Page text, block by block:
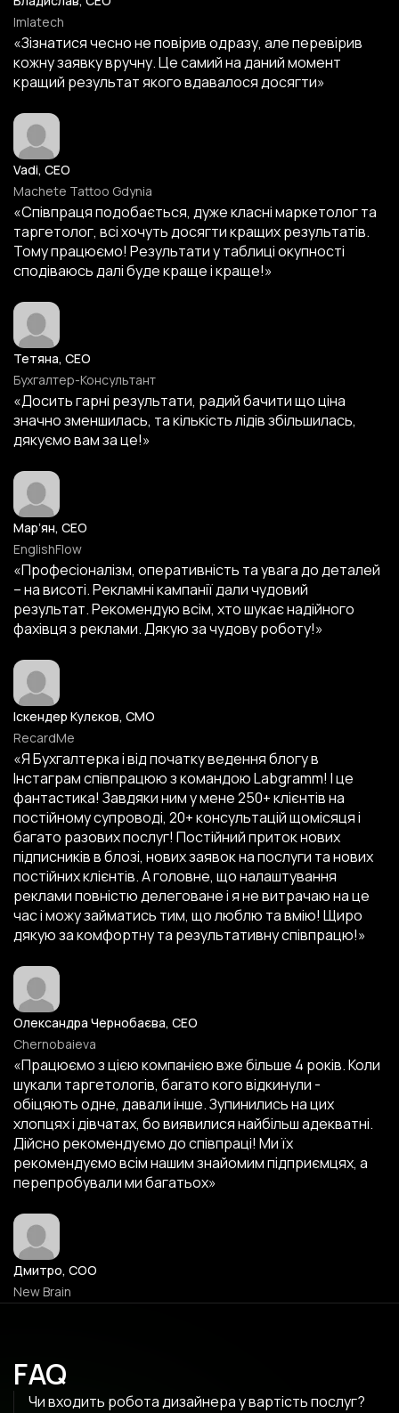
Imlatech
«Зізнатися чесно не повірив одразу, але перевірив
кожну заявку вручну. Це самий на даний момент
кращий результат якого вдавалося досягти»
Vadi, CEO
Machete Tattoo Gdynia
«Співпраця подобається, дуже класні маркетолог та
таргетолог, всі хочуть досягти кращих результатів.
Тому працюємо! Результати у таблиці окупності
сподіваюсь далі буде краще і краще!»
Тетяна, CEO
Бухгалтер-Консультант
«Досить гарні результати, радий бачити що ціна
значно зменшилась, та кількість лідів збільшилась,
дякуємо вам за це!»
Марʼян, CEO
EnglishFlow
«Професіоналізм, оперативність та увага до деталей
– на висоті. Рекламні кампанії дали чудовий
результат. Рекомендую всім, хто шукає надійного
фахівця з реклами. Дякую за чудову роботу!»
Іскендер Кулєков, CMO
RecardMe
«Я Бухгалтерка і від початку ведення блогу в
Інстаграм співпрацюю з командою Labgramm! І це
фантастика! Завдяки ним у мене 250+ клієнтів на
постійному супроводі, 20+ консультацій щомісяця і
багато разових послуг! Постійний приток нових
підписників в блозі, нових заявок на послуги та нових
постійних клієнтів. А головне, що налаштування
реклами повністю делеговане і я не витрачаю на це
час і можу займатись тим, що люблю та вмію! Щиро
дякую за комфортну та результативну співпрацю!»
Олександра Чернобаєва, CEO
Chernobaieva
«Працюємо з цією компанією вже більше 4 років. Коли
шукали таргетологів, багато кого відкинули -
обіцяють одне, давали інше. Зупинились на цих
хлопцях і дівчатах, бо виявилися найбільш адекватні.
Дійсно рекомендуємо до співпраці! Ми їх
рекомендуємо всім нашим знайомим підприємцях, а
перепробували ми багатьох»
Дмитро, COO
New Brain
FAQ
Чи входить робота дизайнера у вартість послуг?